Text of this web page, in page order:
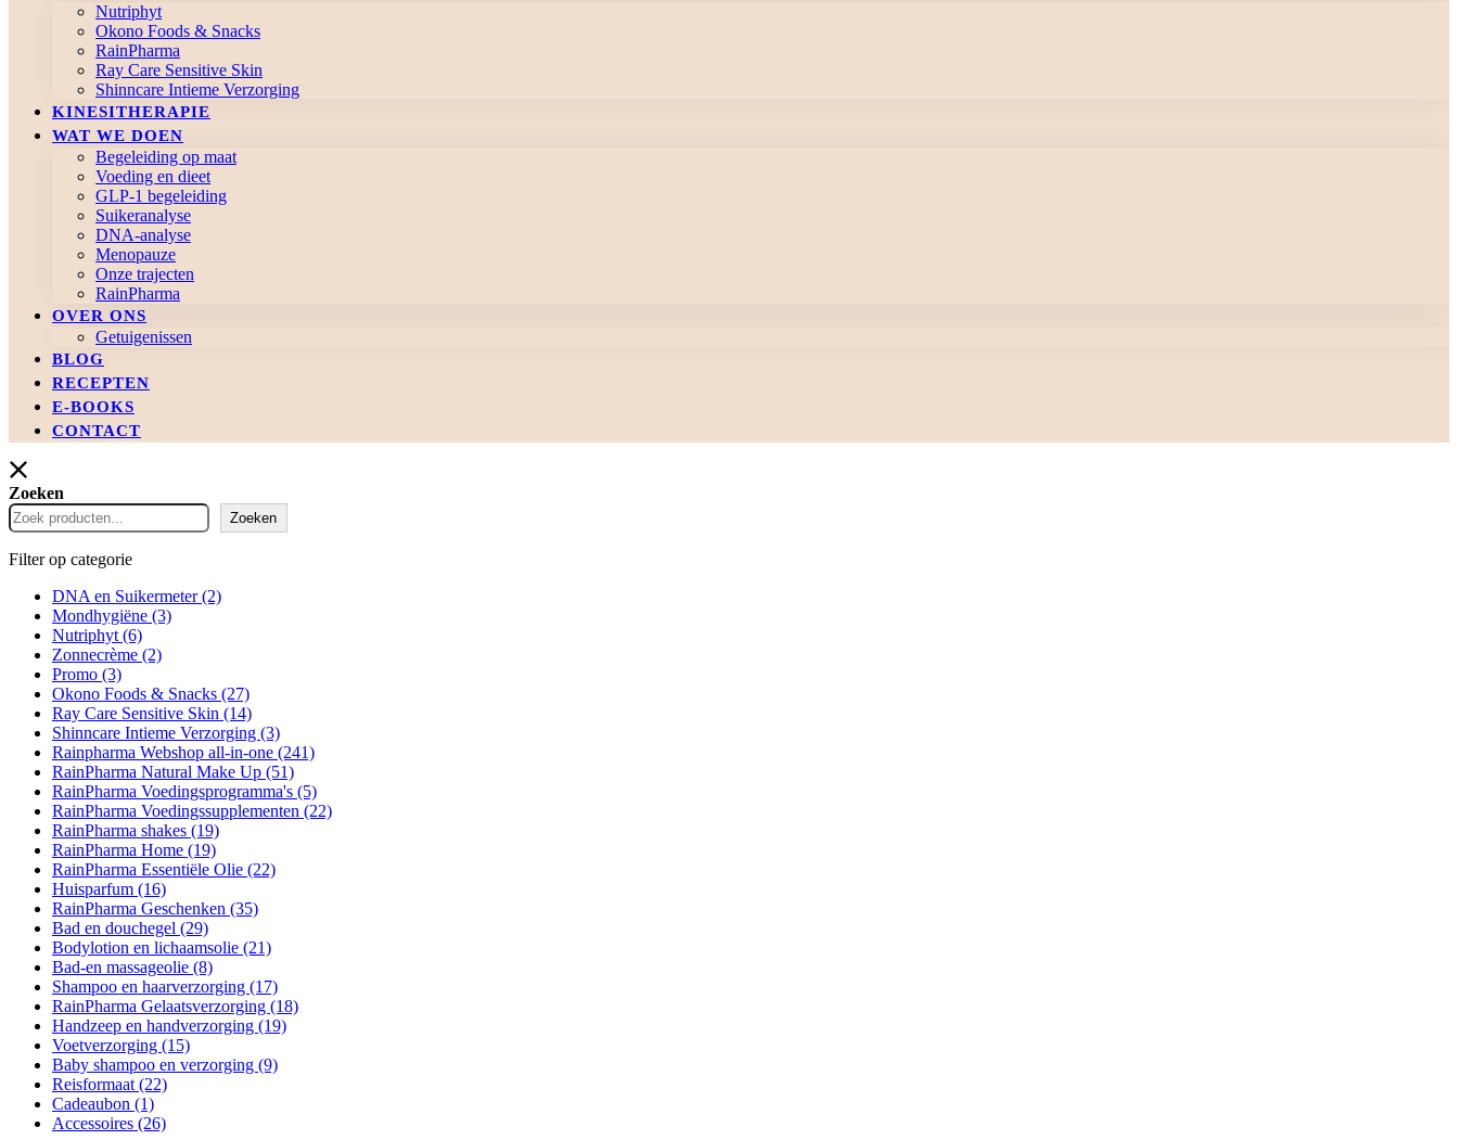
Nutriphyt
Okono Foods & Snacks
RainPharma
Ray Care Sensitive Skin
Shinncare Intieme Verzorging
KINESITHERAPIE
WAT WE DOEN
Begeleiding op maat
Voeding en dieet
GLP-1 begeleiding
Suikeranalyse
DNA-analyse
Menopauze
Onze trajecten
RainPharma
OVER ONS
Getuigenissen
BLOG
RECEPTEN
E-BOOKS
CONTACT
Zoeken
Zoeken
Filter op categorie
DNA en Suikermeter(2)
Mondhygiëne (3)
Nutriphyt (6)
Zonnecrème (2)
Promo (3)
Okono Foods & Snacks (27)
Ray Care Sensitive Skin (14)
Shinncare Intieme Verzorging (3)
Rainpharma Webshop all-in-one (241)
RainPharma Natural Make Up (51)
RainPharma Voedingsprogramma's (5)
RainPharma Voedingssupplementen (22)
RainPharma shakes (19)
RainPharma Home (19)
RainPharma Essentiële Olie (22)
Huisparfum (16)
RainPharma Geschenken (35)
Bad en douchegel (29)
Bodylotion en lichaamsolie (21)
Bad-en massageolie (8)
Shampoo en haarverzorging (17)
RainPharma Gelaatsverzorging (18)
Handzeep en handverzorging (19)
Voetverzorging (15)
Baby shampoo en verzorging (9)
Reisformaat (22)
Cadeaubon (1)
Accessoires (26)